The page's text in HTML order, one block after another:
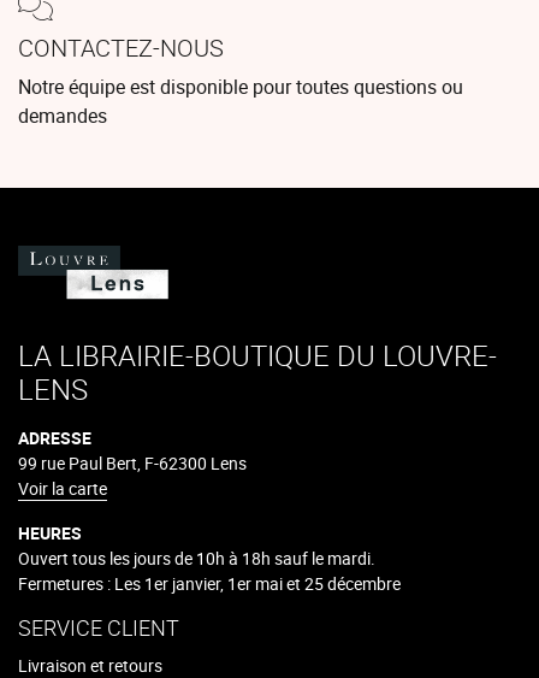
CONTACTEZ-NOUS
Notre équipe est disponible pour toutes questions ou
demandes
LA LIBRAIRIE-BOUTIQUE DU LOUVRE-
LENS
ADRESSE
99 rue Paul Bert, F-62300 Lens
Voir la carte
HEURES
Ouvert tous les jours de 10h à 18h sauf le mardi.
Fermetures : Les 1er janvier, 1er mai et 25 décembre
SERVICE CLIENT
Livraison et retours